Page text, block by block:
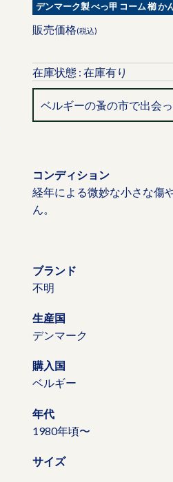
デンマーク製 べっ甲 コーム 櫛
販売価格(税込)
在庫状態 : 在庫有り
ベルギーの蚤の市で出会
コンディション
経年による微妙な小さな傷
ん。
ブランド
不明
生産国
デンマーク
購入国
ベルギー
年代
1980年頃〜
サイズ